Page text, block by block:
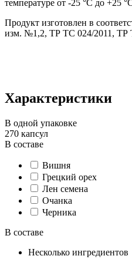
температуре от -25 °С до +25
Продукт изготовлен в
изм. №1,2, ТР ТС 024/2011, ТР
Характеристики
В одной упаковке
270 капсул
В составе
Вишня
Грецкий орех
Лен семена
Очанка
Черника
В составе
Несколько ингредиентов